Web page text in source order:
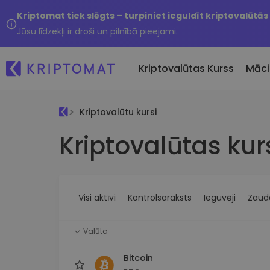
Kriptomat tiek slēgts – turpiniet ieguldīt kriptovalūtās
Jūsu līdzekļi ir droši un pilnībā pieejami.
Kriptovalūtas Kurss
Visas cenas
Vairāk nekā 300 kriptovalūtu Nesen
Pērciet vairāk nekā 300
kriptovalūtas
iespējas
Kriptovalūtu kursi
Kriptovalūtas
Visi aktīvi Kontrolsaraksts Ieguvēji
Valūta
Bitcoin